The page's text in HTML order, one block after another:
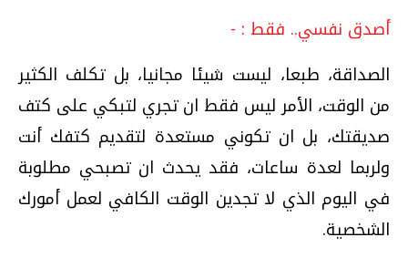
أصدق نفسي.. فقط : -
الصداقة، طبعا، ليست شيئا مجانيا، بل تكلف الكثير
من الوقت، الأمر ليس فقط ان تجري لتبكي على كتف
صديقتك، بل ان تكوني مستعدة لتقديم كتفك أنت
ولربما لعدة ساعات، فقد يحدث ان تصبحي مطلوبة
في اليوم الذي لا تجدين الوقت الكافي لعمل أمورك
الشخصية.